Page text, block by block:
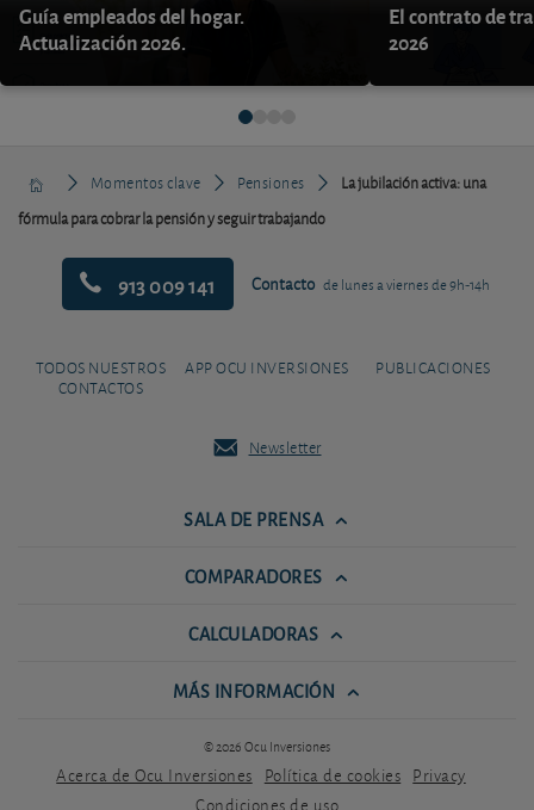
Guía empleados del hogar.
Actualización 2026.
El contrato de
2026
Momentos clave Pensiones
La jubilación activa: una
fórmula para cobrar la pensión y seguir trabajando
913 009 141 Contacto de lunes a viernes de 9h-14h
TODOS NUESTROS
CONTACTOS
APP OCU INVERSIONES PUBLICACIONES
Newsletter
SALA DE PRENSA
COMPARADORES
CALCULADORAS
MÁS INFORMACIÓN
© 2026 Ocu Inversiones
Acerca de Ocu Inversiones Política de cookies Privacy
Condiciones de uso